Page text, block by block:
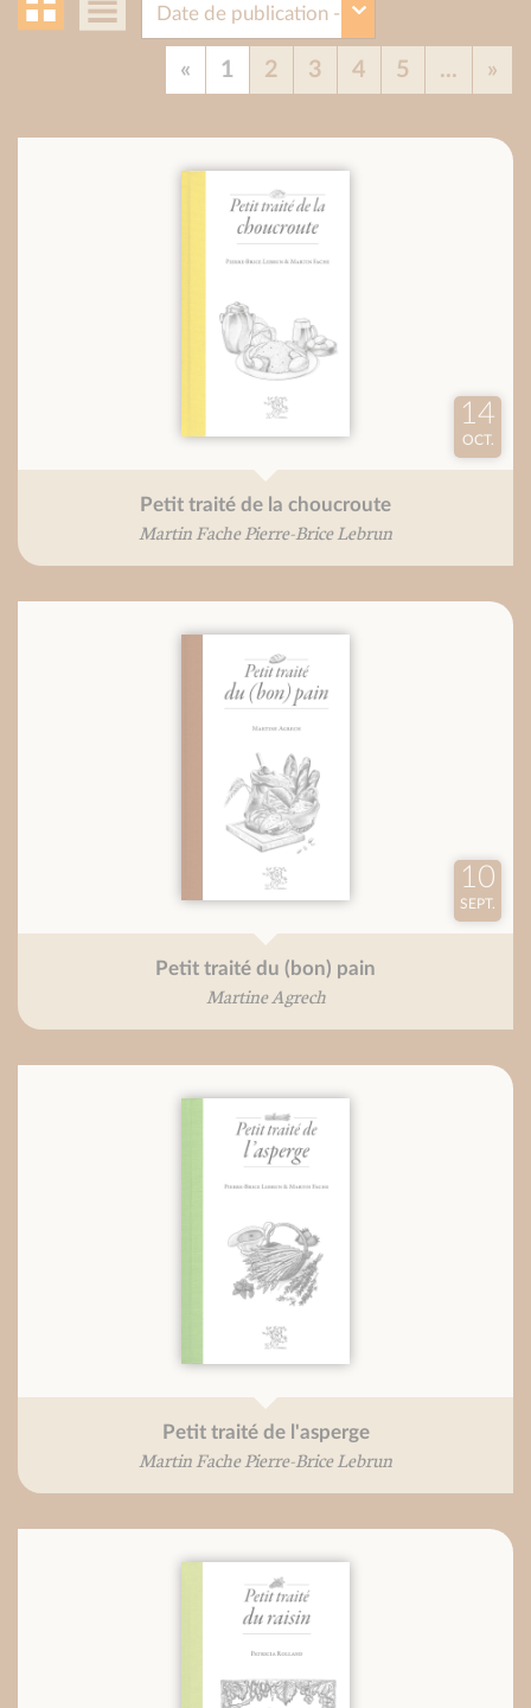
« 1 2 3 4 5 ... »
14
OCT.
Petit traité de la choucroute
Martin Fache Pierre-Brice Lebrun
10
SEPT.
Petit traité du (bon) pain
Martine Agrech
Petit traité de l'asperge
Martin Fache Pierre-Brice Lebrun